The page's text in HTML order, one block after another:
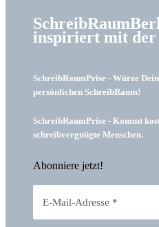
inspiriert mit der
SchreibRaumPrise - Würze
persönlichen SchreibRaum!
SchreibRaumPrise - Kommt
schreibvergnügte Menschen.
Abonniere jetzt!